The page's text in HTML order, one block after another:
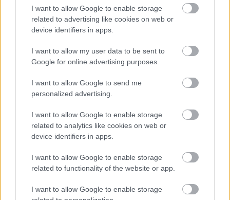
I want to allow Google to enable storage
related to advertising like cookies on web or
device identifiers in apps.
I want to allow my user data to be sent to
Google for online advertising purposes.
I want to allow Google to send me
personalized advertising.
I want to allow Google to enable storage
related to analytics like cookies on web or
device identifiers in apps.
I want to allow Google to enable storage
related to functionality of the website or app.
I want to allow Google to enable storage
TERMÉSZETFELETTI ERŐK ÉS ELFELEDETT
TITKOK: ITT A SHELBY OAKS – A GONOSZ
NYOMÁBAN MAGYAR ELŐZETESE
10 LEGKEDVELTEBB MOZIJA MAGYARORSZÁGON